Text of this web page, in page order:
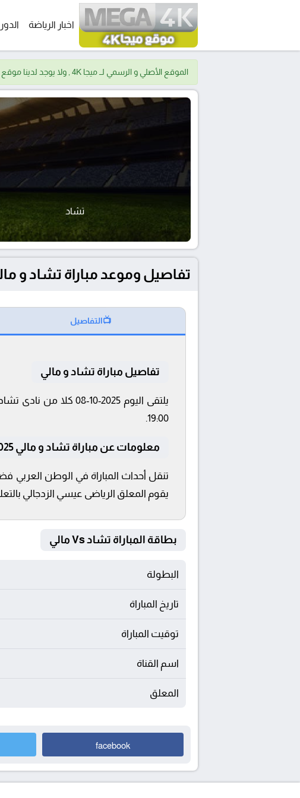
اخبار الرياضة
الموقع الأصلي و الرسمي لــ ميجا 4K , ولا يوجد لدينا موقع اخر.
تشاد
تفاصيل وموعد مباراة تشاد و مالي بتاريخ 2025-10-08 في تصفيات
📺التفاصيل
تفاصيل مباراة تشاد و مالي
19:00.
معلومات عن مباراة تشاد و مالي 2025-10-08
يقوم المعلق الرياضى عيسي الزدجالي
بطاقة المباراة تشاد Vs مالي
البطولة
تاريخ المباراة
توقيت المباراة
اسم القناة
المعلق
facebook